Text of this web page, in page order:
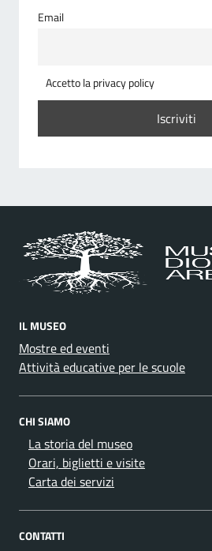
Email
Accetto la privacy policy
IL MUSEO
Mostre ed eventi
Attività educative per le scuole
CHI SIAMO
La storia del museo
Orari, biglietti e visite
Carta dei servizi
CONTATTI